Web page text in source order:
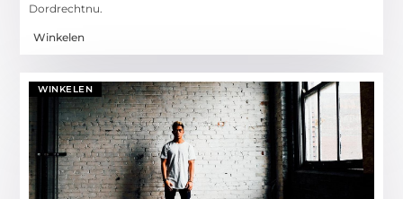
Dordrechtnu.
Winkelen
WINKELEN